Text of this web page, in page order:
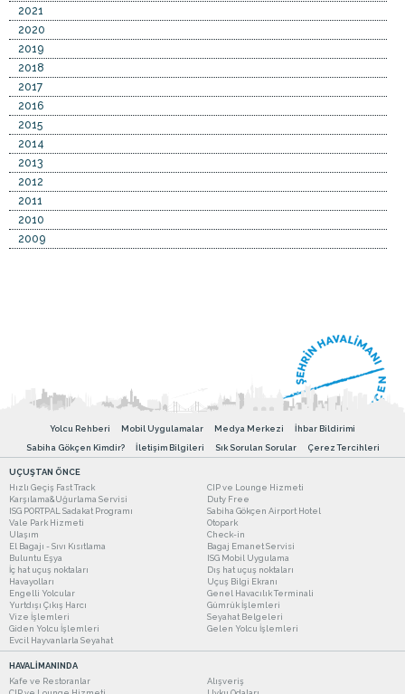
2021
2020
2019
2018
2017
2016
2015
2014
2013
2012
2011
2010
2009
Yolcu Rehberi Mobil Uygulamalar Medya Merkezi
İhbar Bildirimi
Sabiha Gökçen Kimdir?
İletişim Bilgileri Sık Sorulan Sorular Çerez Tercihleri
UÇUŞTAN ÖNCE
Hızlı Geçiş Fast Track
CIP ve Lounge Hizmeti
Karşılama&Uğurlama Servisi
Duty Free
ISG PORTPAL Sadakat Programı
Sabiha Gökçen Airport Hotel
Vale Park Hizmeti
Otopark
Ulaşım
Check-in
El Bagajı - Sıvı Kısıtlama
Bagaj Emanet Servisi
Buluntu Eşya
ISG Mobil Uygulama
İç hat uçuş noktaları
Dış hat uçuş noktaları
Havayolları
Uçuş Bilgi Ekranı
Engelli Yolcular
Genel Havacılık Terminali
Yurtdışı Çıkış Harcı
Gümrük İşlemleri
Vize İşlemleri
Seyahat Belgeleri
Giden Yolcu İşlemleri
Gelen Yolcu İşlemleri
Evcil Hayvanlarla Seyahat
HAVALİMANINDA
Kafe ve Restoranlar
Alışveriş